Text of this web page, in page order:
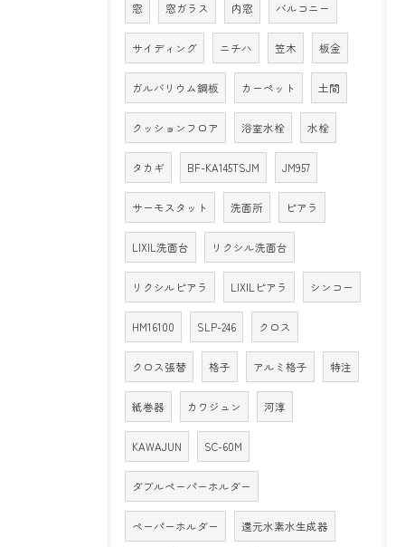
窓 窓ガラス 内窓 バルコニー
サイディング ニチハ 笠木 板金
ガルバリウム鋼板 カーペット 土間
クッションフロア 浴室水栓 水栓
タカギ BF-KA145TSJM JM957
サーモスタット 洗面所 ピアラ
LIXIL洗面台 リクシル洗面台
リクシルピアラ LIXILピアラ シンコー
HM16100 SLP-246 クロス
クロス張替 格子 アルミ格子 特注
紙巻器 カワジュン 河淳
KAWAJUN SC-60M
ダブルペーパーホルダー
ペーパーホルダー 還元水素水生成器